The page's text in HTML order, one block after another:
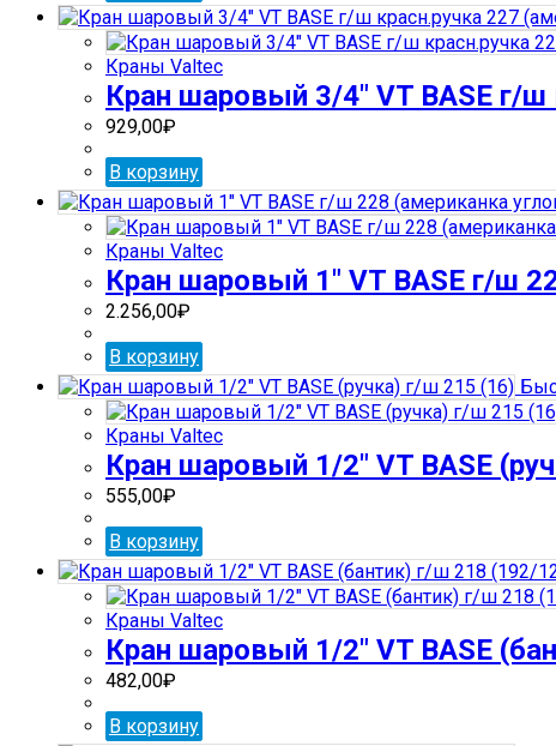
Краны Valtec
Кран шаровый 3/4″ VT BASE г/
929,00₽
В корзину
Краны Valtec
Кран шаровый 1″ VT BASE г/ш
2.256,00₽
В корзину
Краны Valtec
Кран шаровый 1/2″ VT BASE
555,00₽
В корзину
Краны Valtec
Кран шаровый 1/2″ VT BASE
482,00₽
В корзину